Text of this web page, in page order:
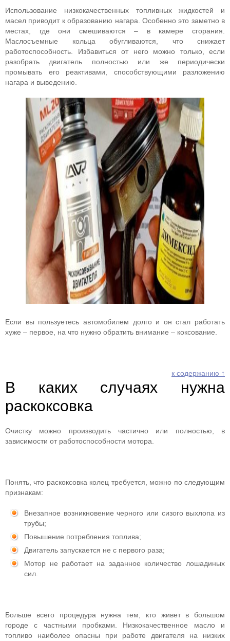
Использование низкокачественных топливных жидкостей и
масел приводит к образованию нагара. Особенно это заметно в
местах, где они смешиваются – в камере сгорания.
Маслосъемные кольца обугливаются, что снижает
работоспособность. Избавиться от него можно только, если
разобрать двигатель полностью или же периодически
промывать его реактивами, способствующими разложению
нагара и выведению.
Если вы пользуетесь автомобилем долго и он стал работать
хуже – первое, на что нужно обратить внимание – коксование.
к содержанию ↑
В каких случаях нужна
раскоксовка
Очистку можно производить частично или полностью, в
зависимости от работоспособности мотора.
Понять, что раскоксовка колец требуется, можно по следующим
признакам:
Внезапное возникновение черного или сизого выхлопа из
трубы;
Повышение потребления топлива;
Двигатель запускается не с первого раза;
Мотор не работает на заданное количество лошадиных
сил.
Больше всего процедура нужна тем, кто живет в большом
городе с частными пробками. Низкокачественное масло и
топливо наиболее опасны при работе двигателя на низких